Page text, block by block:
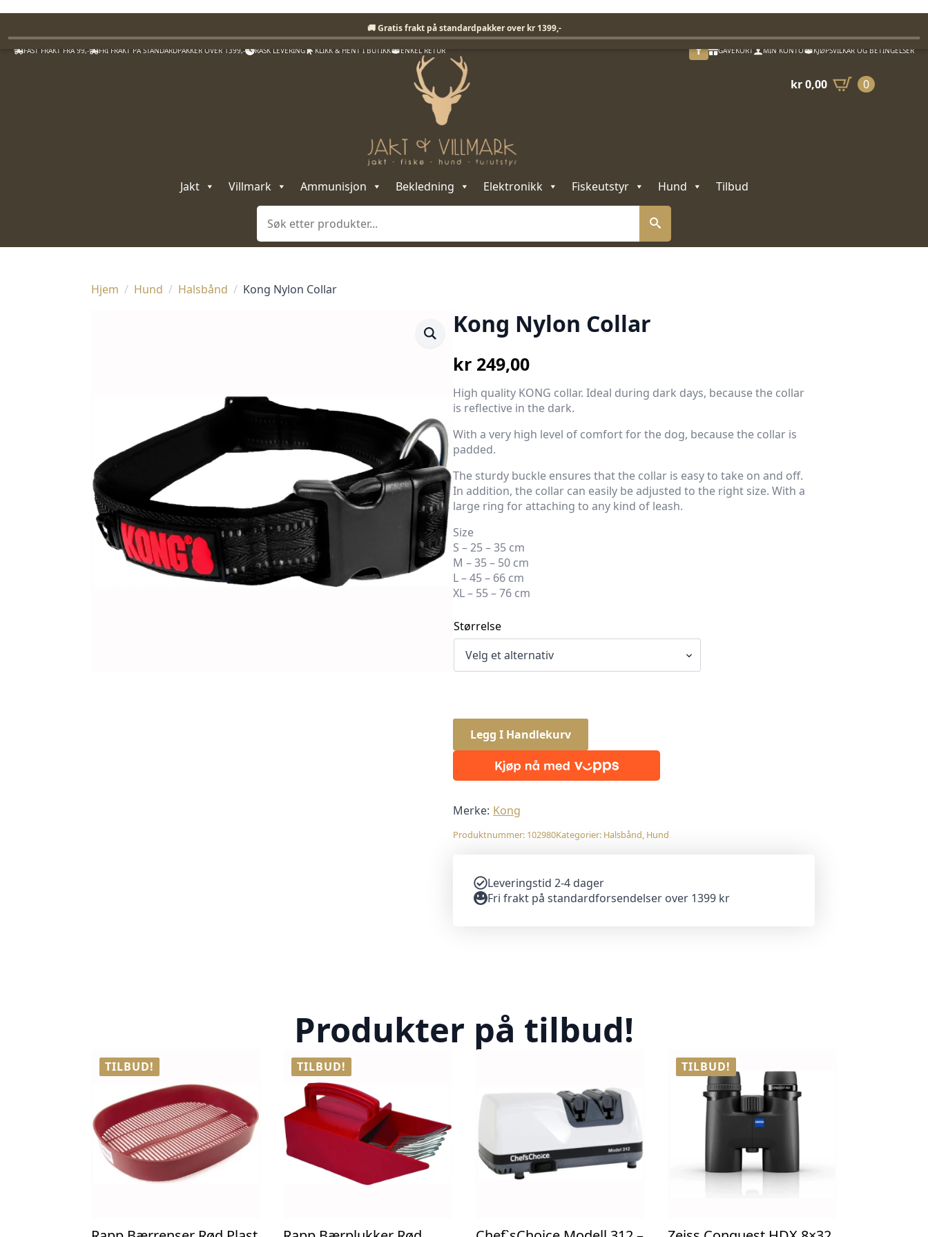
FAST FRAKT FRA 99,- FRI FRAKT PÅ STANDARDPAKKER OVER 1399,- RASK LEVERING KLIKK & HENT I BUTIKK ENKEL RETUR GAVEKORT MIN KONTO KJØPSVILKÅR OG BETINGELSER
kr0,00 0
Jakt Villmark Ammunisjon Bekledning Elektronikk Fiskeutstyr Hund
Tilbud
Søk
Hjem Hund Halsbånd Kong Nylon Collar
Kong Nylon Collar
kr 249,00
High quality KONG collar. Ideal during dark days, because the collar
is reflective in the dark.
With a very high level of comfort for the dog, because the collar is
padded.
The sturdy buckle ensures that the collar is easy to take on and off.
In addition, the collar can easily be adjusted to the right size. With a
large ring for attaching to any kind of leash.
Size
S – 25 – 35 cm
M – 35 – 50 cm
L – 45 – 66 cm
XL – 55 – 76 cm
Størrelse
Legg I Handlekurv
Merke: Kong
Produktnummer: 102980Kategorier: Halsbånd, Hund
Leveringstid 2-4 dager
Fri frakt på standardforsendelser over 1399 kr
Produkter på tilbud!
TILBUD! TILBUD! TILBUD!
🚚 Gratis frakt på standardpakker over kr 1399,-